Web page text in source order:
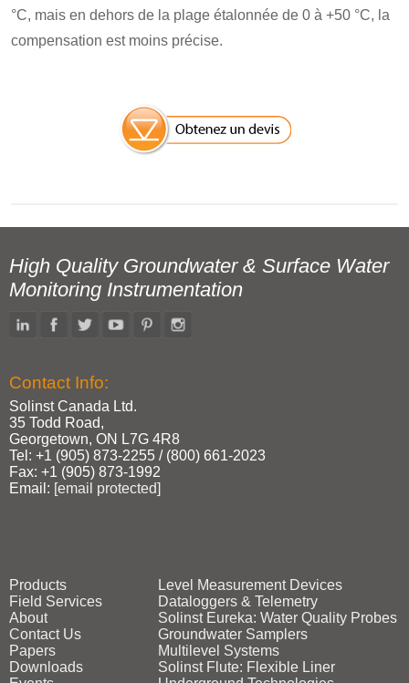
°C, mais en dehors de la plage étalonnée de 0 à +50 °C, la
compensation est moins précise.
High Quality Groundwater & Surface Water
Monitoring Instrumentation
Contact Info:
Solinst Canada Ltd.
35 Todd Road,
Georgetown, ON L7G 4R8
Tel: +1 (905) 873‑2255 / (800) 661‑2023
Fax: +1 (905) 873‑1992
Email: [email protected]
Products
Field Services
About
Contact Us
Papers
Downloads
Level Measurement Devices
Dataloggers & Telemetry
Solinst Eureka: Water Quality Probes
Groundwater Samplers
Multilevel Systems
Solinst Flute: Flexible Liner